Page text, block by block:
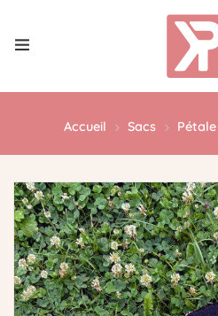
Accueil Sacs Pétale